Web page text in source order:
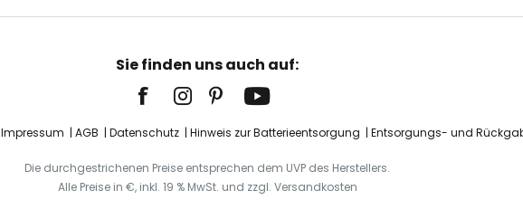
Sie finden uns auch auf:
Impressum AGB Datenschutz Hinweis zur Batterieentsorgung Entsorgungs- und
Die durchgestrichenen Preise entsprechen dem UVP des Herstellers.
Alle Preise in €, inkl. 19 % MwSt. und zzgl. Versandkosten